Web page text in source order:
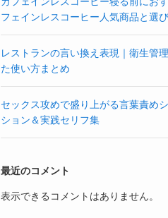
フェインレスコーヒー人気商品と選
レストランの言い換え表現｜衛生管
た使い方まとめ
セックス攻めで盛り上がる言葉責め
ション＆実践セリフ集
最近のコメント
表示できるコメントはありません。